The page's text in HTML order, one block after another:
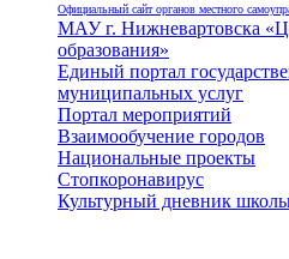
Официальный сайт органов местного
МАУ г. Нижневартовска
образования»
Единый портал
муниципальных услуг
Портал мероприятий
Взаимообучение городов
Национальные проекты
Стопкоронавирус
Культурный дневник